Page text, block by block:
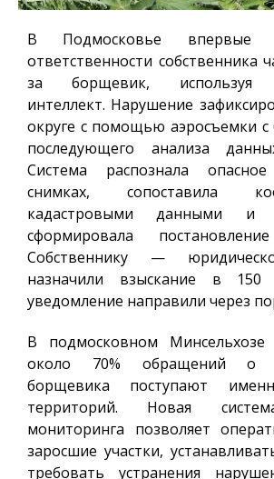
В Подмосковье впервые
ответственности собственника
за борщевик, используя
интеллект. Нарушение
округе с помощью аэросъемки с
последующего анализа
Система распознала
снимках, сопоставила
кадастровыми данными и
сформировала
Собственнику —
назначили взыскание в 150
уведомление направили через
В подмосковном Минсельхозе
около 70% обращений о
борщевика поступают
территорий. Новая
мониторинга позволяет
заросшие участки,
требовать устранения